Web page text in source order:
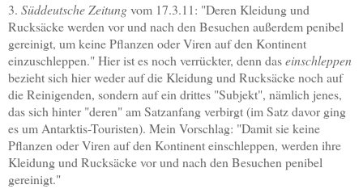
3. Süddeutsche Zeitungvom 17.3.11: "Deren Kleidung und
Rucksäcke werden vor und nach den Besuchen außerdem penibel
gereinigt, um keine Pflanzen oder Viren auf den Kontinent
einzuschleppen." Hier ist es noch verrückter, denn daseinschleppen
bezieht sich hier weder auf die Kleidung und Rucksäcke noch auf
die Reinigenden, sondern auf ein drittes "Subjekt", nämlich jenes,
das sich hinter "deren" am Satzanfang verbirgt (im Satz davor ging
es um Antarktis-Touristen). Mein Vorschlag: "Damit sie keine
Pflanzen oder Viren auf den Kontinent einschleppen, werden ihre
Kleidung und Rucksäcke vor und nach den Besuchen penibel
gereinigt."